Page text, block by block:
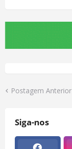
Postagem Anterior
Siga-nos